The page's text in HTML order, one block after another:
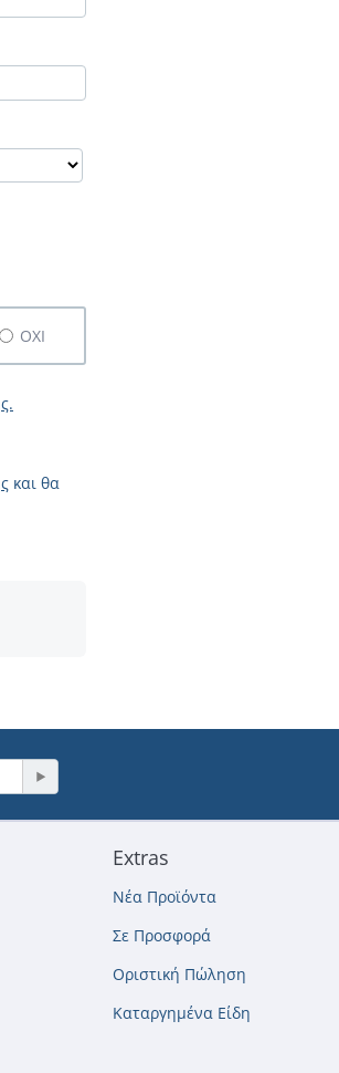
ΟΧΙ
και θα
Extras
Νέα Προϊόντα
Σε Προσφορά
Οριστική Πώληση
Καταργημένα Είδη